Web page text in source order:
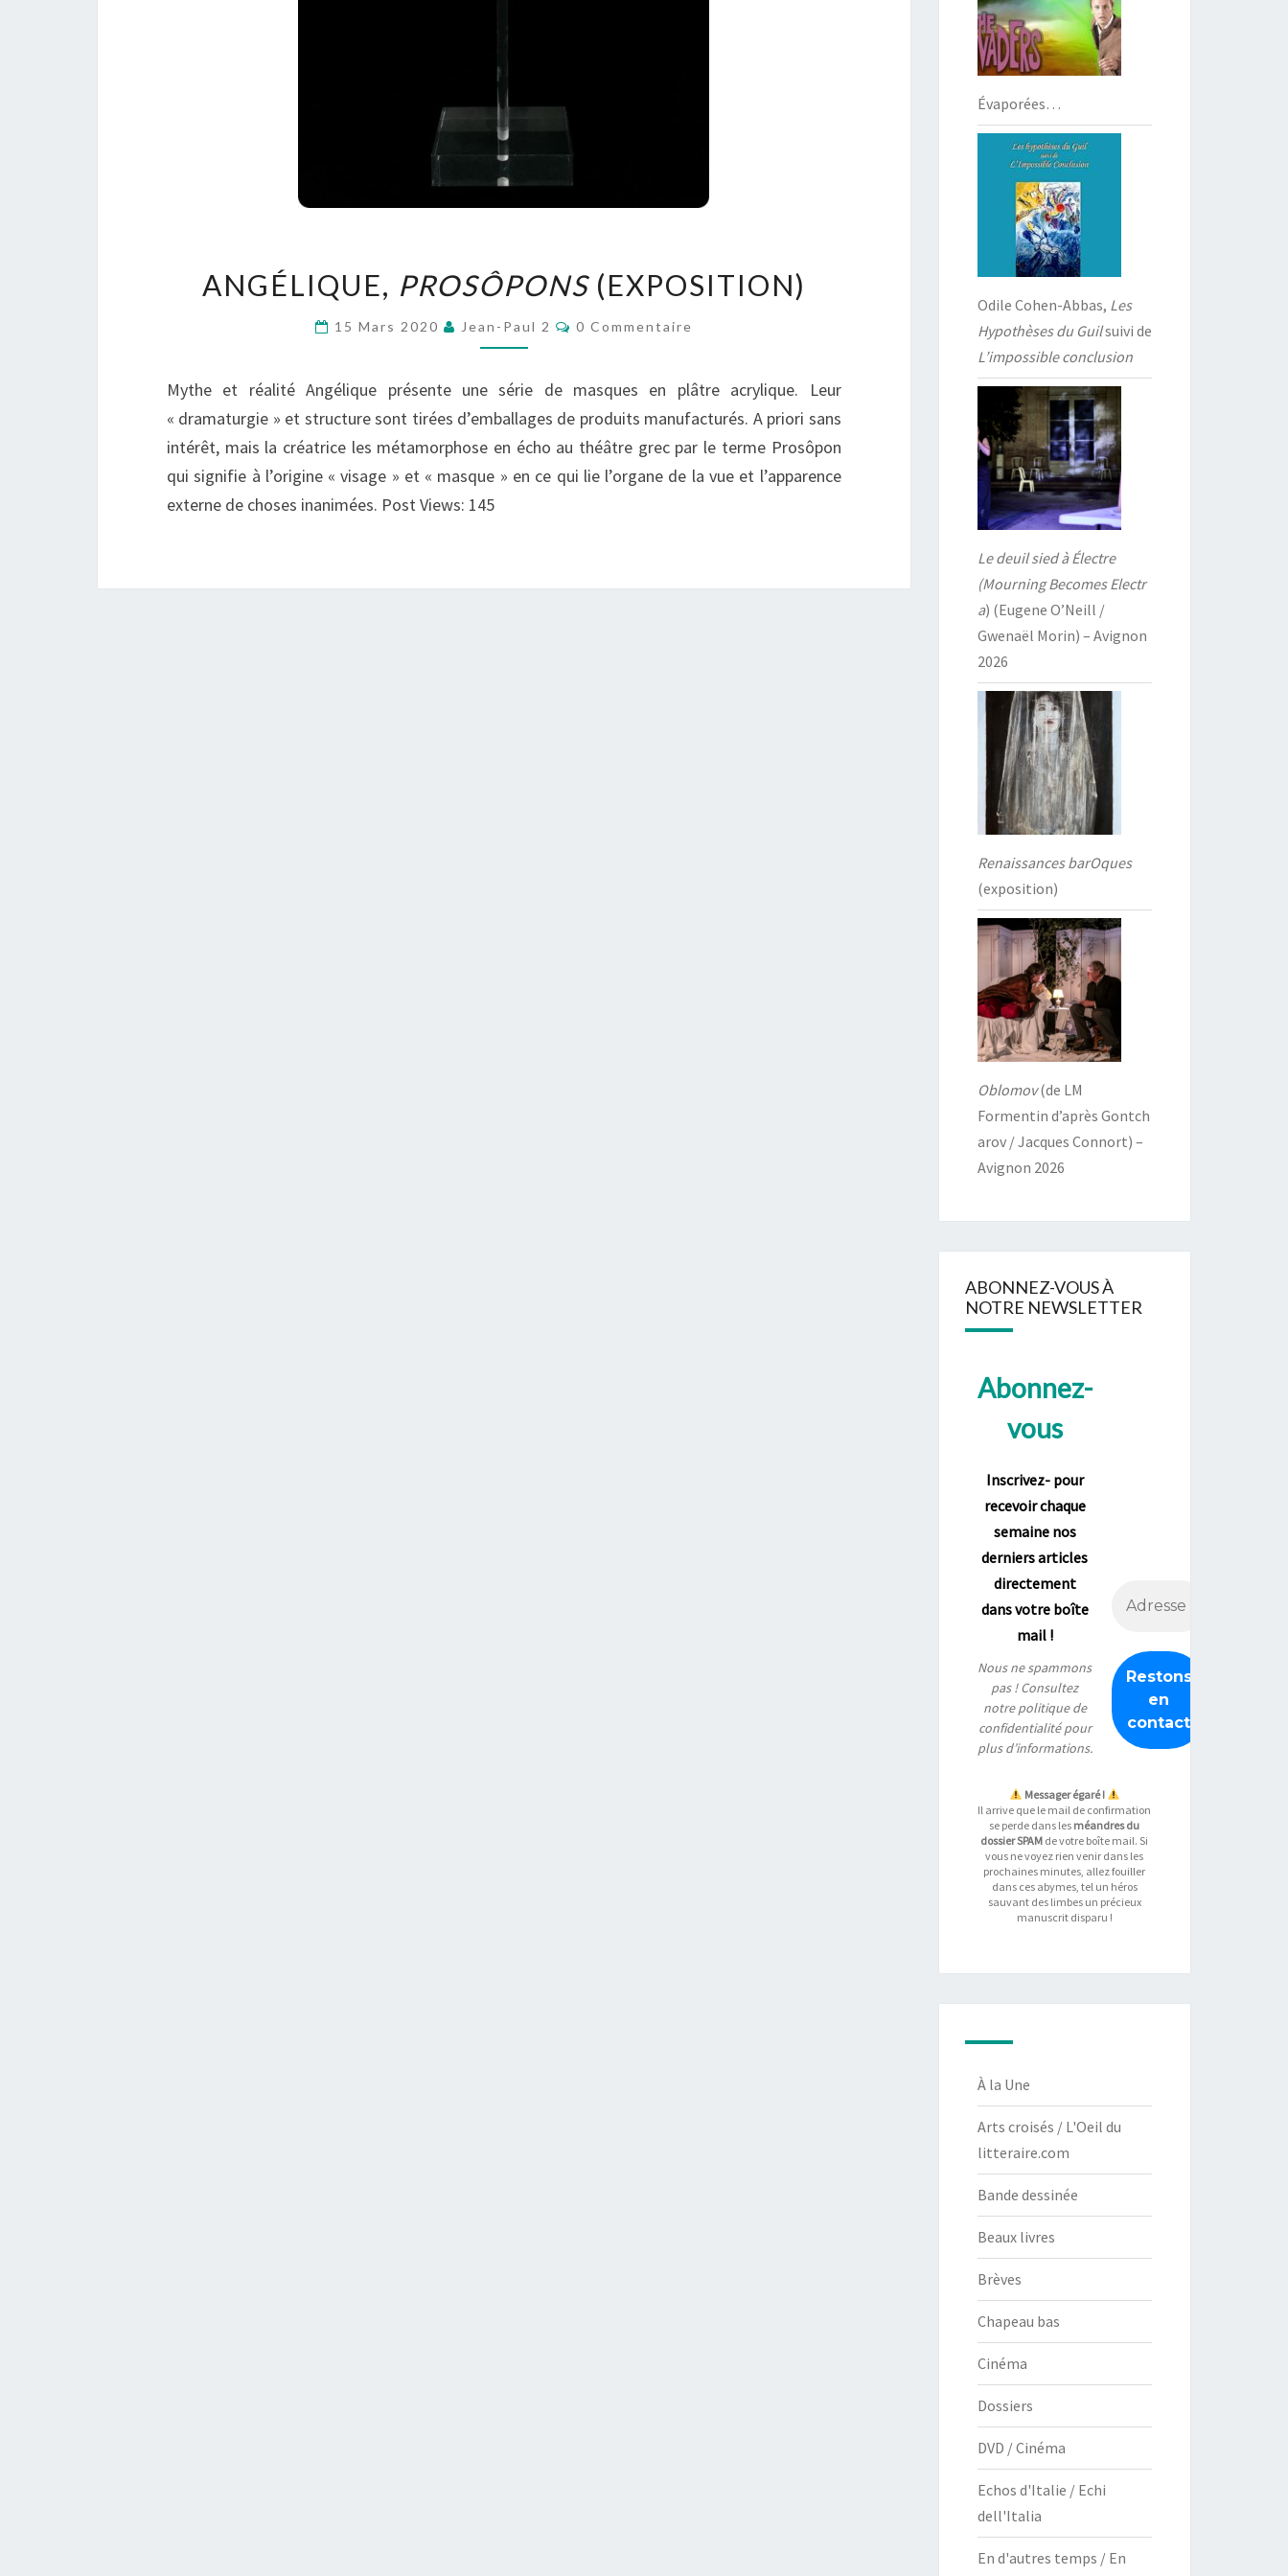
PROSÔPONS
(EXPOSITION)
ANGÉLIQUE, PROSÔPONS (EXPOSITION)
15 Mars 2020 Jean-Paul 2 Commentaires
0 Commentaire
Mythe et réalité Angélique présente une série de masques en plâtre acrylique. Leur
« dramaturgie » et structure sont tirées d’emballages de produits manufacturés. A priori sans
intérêt, mais la créatrice les métamorphose en écho au théâtre grec par le terme Prosôpon
qui signifie à l’origine « visage » et « masque » en ce qui lie l’organe de la vue et l’apparence
externe de choses inanimées. Post Views: 145
Évaporées…
Odile Cohen-Abbas, Les
Hypothèses du Guilsuivi de
L’impossible conclusion
Le deuil sied à Électre
(Mourning Becomes Electr
a) (Eugene O’Neill /
Gwenaël Morin) – Avignon
2026
Renaissances barOques
(exposition)
Oblomov(de LM
Formentin d’après Gontch
arov / Jacques Connort) –
Avignon 2026
ABONNEZ-VOUS À
NOTRE NEWSLETTER
Abonnez-
vous
Inscrivez- pour
recevoir chaque
semaine nos
derniers articles
directement
dans votre boîte
mail !
Nous ne spammons
pas ! Consultez
notrepolitique de
confidentialitépour
plus d’informations.
Messager égaré !
Il arrive que le mail de confirmation
se perde dans les méandres du
dossier SPAM de votre boîte mail. Si
vous ne voyez rien venir dans les
prochaines minutes, allez fouiller
dans ces abymes, tel un héros
sauvant des limbes un précieux
manuscrit disparu !
À la Une
Arts croisés / L'Oeil du
litteraire.com
Bande dessinée
Beaux livres
Brèves
Chapeau bas
Cinéma
Dossiers
DVD / Cinéma
Echos d'Italie / Echi
dell'Italia
En d'autres temps / En